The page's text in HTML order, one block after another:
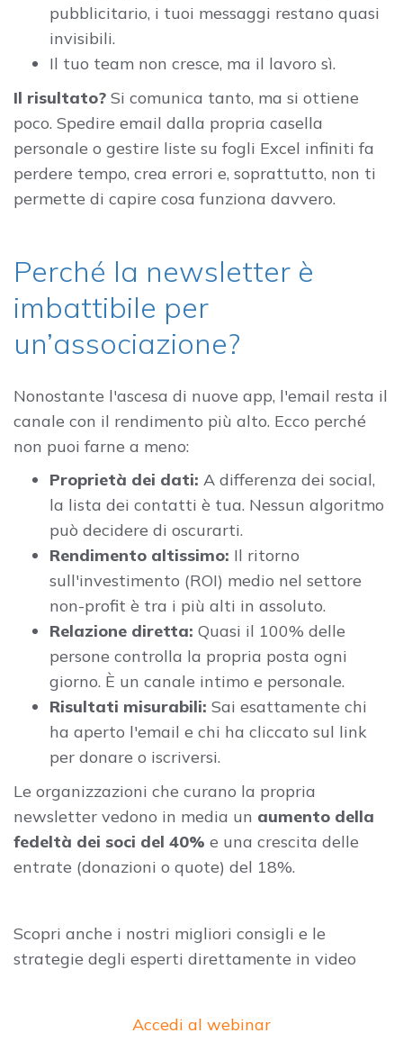
pubblicitario, i tuoi messaggi restano quasi
invisibili.
Il tuo team non cresce, ma il lavoro sì.
Il risultato? Si comunica tanto, ma si ottiene
poco. Spedire email dalla propria casella
personale o gestire liste su fogli Excel infiniti fa
perdere tempo, crea errori e, soprattutto, non ti
permette di capire cosa funziona davvero.
Perché la newsletter è
imbattibile per
un’associazione?
Nonostante l'ascesa di nuove app, l'email resta il
canale con il rendimento più alto. Ecco perché
non puoi farne a meno:
Proprietà dei dati: A differenza dei social,
la lista dei contatti è tua. Nessun algoritmo
può decidere di oscurarti.
Rendimento altissimo: Il ritorno
sull'investimento (ROI) medio nel settore
non-profit è tra i più alti in assoluto.
Relazione diretta: Quasi il 100% delle
persone controlla la propria posta ogni
giorno. È un canale intimo e personale.
Risultati misurabili: Sai esattamente chi
ha aperto l'email e chi ha cliccato sul link
per donare o iscriversi.
Le organizzazioni che curano la propria
newsletter vedono in media un aumento della
fedeltà dei soci del 40% e una crescita delle
entrate (donazioni o quote) del 18%.
Scopri anche i nostri migliori consigli e le
strategie degli esperti direttamente in video
Accedi al webinar